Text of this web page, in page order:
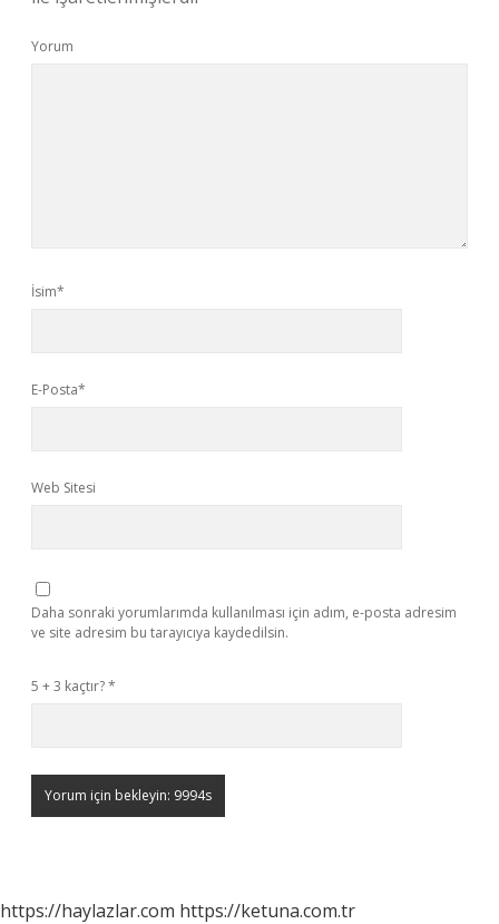
Yorum
İsim*
E-Posta*
Web Sitesi
Daha sonraki yorumlarımda kullanılması için adım, e-posta adresim
ve site adresim bu tarayıcıya kaydedilsin.
5 + 3 kaçtır?*
https://haylazlar.com https://ketuna.com.tr